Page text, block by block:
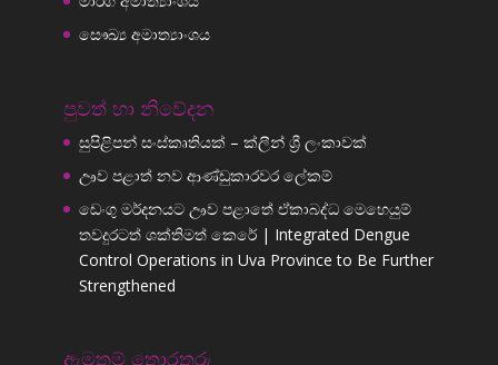
සෞඛ්‍ය අමාත්‍යාංශය
පුවත් හා නිවේදන
සුපිළිපන් සංස්කෘතියක් – ක්ලීන් ශ්‍රී ලංකාවක්
ඌව පළාත් නව ආණ්ඩුකාරවර ලේකම්
ඩෙංගු මර්දනයට ඌව පළාතේ ඒකාබද්ධ මෙහෙයුම්
තවදුරටත් ශක්තිමත් කෙරේ | Integrated Dengue
Control Operations in Uva Province to Be Further
Strengthened
ඇමතුම් තොරතුරු